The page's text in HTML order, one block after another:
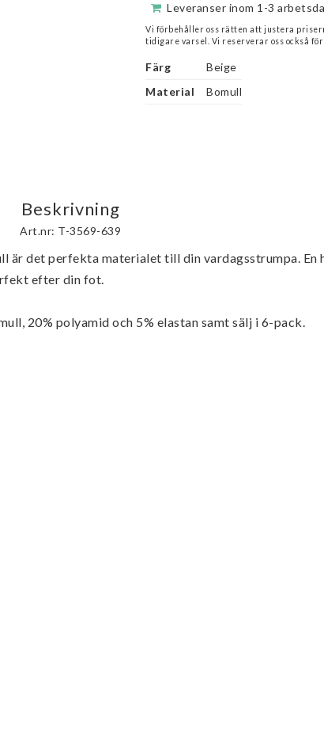
Leveranser inom 1-3
Vi förbehåller oss rätten att justera
tidigare varsel. Vi reserverar oss också
Färg
Beige
Material
Bomull
Beskrivning
Art.nr: T-3569-639
är det perfekta materialet till din vardagsstrumpa. En
efter din fot.
20% polyamid och 5% elastan samt sälj i 6-pack.